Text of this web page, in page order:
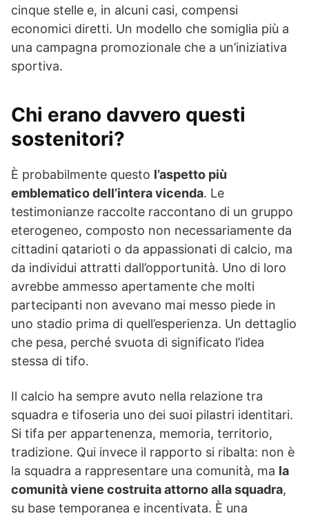
cinque stelle e, in alcuni casi, compensi
economici diretti. Un modello che somiglia più a
una campagna promozionale che a un’iniziativa
sportiva.
Chi erano davvero questi
sostenitori?
È probabilmente questo l’aspetto più
emblematico dell’intera vicenda. Le
testimonianze raccolte raccontano di un gruppo
eterogeneo, composto non necessariamente da
cittadini qatarioti o da appassionati di calcio, ma
da individui attratti dall’opportunità. Uno di loro
avrebbe ammesso apertamente che molti
partecipanti non avevano mai messo piede in
uno stadio prima di quell’esperienza. Un dettaglio
che pesa, perché svuota di significato l’idea
stessa di tifo.
Il calcio ha sempre avuto nella relazione tra
squadra e tifoseria uno dei suoi pilastri identitari.
Si tifa per appartenenza, memoria, territorio,
tradizione. Qui invece il rapporto si ribalta: non è
la squadra a rappresentare una comunità, ma la
comunità viene costruita attorno alla squadra,
su base temporanea e incentivata. È una